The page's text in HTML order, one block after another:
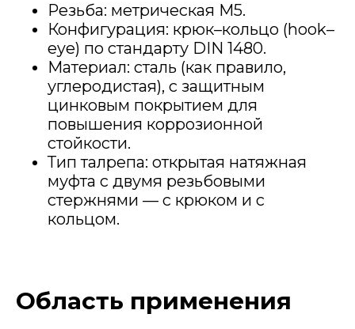
Резьба: метрическая М5.
Конфигурация: крюк–кольцо (hook–
eye) по стандарту DIN 1480.
Материал: сталь (как правило,
углеродистая), с защитным
цинковым покрытием для
повышения коррозионной
стойкости.
Тип талрепа: открытая натяжная
муфта с двумя резьбовыми
стержнями — с крюком и с
кольцом.
Область применения